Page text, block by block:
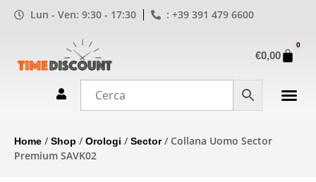
Lun - Ven: 9:30 - 17:30 : +39 391 479 6600
€0,00
0
Home /Shop /Orologi /Sector/ Collana Uomo Sector
Premium SAVK02